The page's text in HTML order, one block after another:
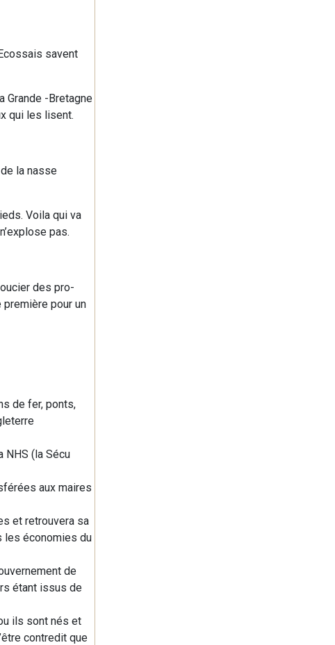
savent
Grande -Bretagne
qui les lisent.
la nasse
Voila qui va
pas.
des pro-
pour un
de fer, ponts,
NHS (la Sécu
aux maires
et retrouvera sa
les économies du
de
étant issus de
ils sont nés et
contredit que